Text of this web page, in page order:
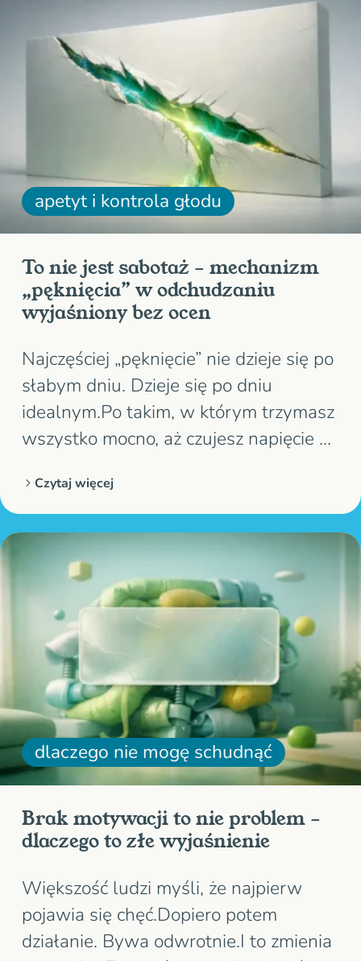
miejscu.Po 2-4…
apetyt i kontrola głodu
To nie jest sabotaż – mechanizm
„pęknięcia” w odchudzaniu
wyjaśniony bez ocen
Najczęściej „pęknięcie” nie dzieje się po
słabym dniu. Dzieje się po dniu
idealnym.Po takim, w którym trzymasz
wszystko mocno, aż czujesz napięcie w
myśl: „robię wszystko, a wciąż nie
działa”, to jesteś w dobrym miejscu.To
nie brzmi jak brak charakteru. To…
Czytaj więcej
dlaczego nie mogę schudnąć
Brak motywacji to nie problem –
dlaczego to złe wyjaśnienie
Większość ludzi myśli, że najpierw
pojawia się chęć.Dopiero potem
działanie. Bywa odwrotnie.I to zmienia